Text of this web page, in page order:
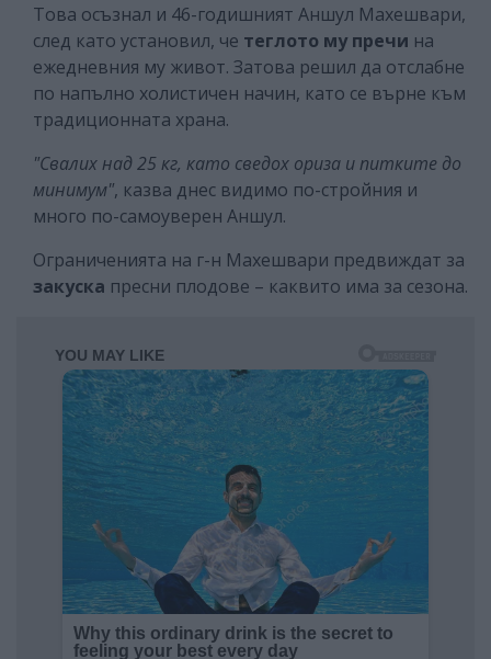
Това осъзнал и 46-годишният Аншул Махешвари,
след като установил, че теглото му пречи на
ежедневния му живот. Затова решил да отслабне
по напълно холистичен начин, като се върне към
традиционната храна.
"Свалих над 25 кг, като сведох ориза и питките до
минимум", казва днес видимо по-стройния и
много по-самоуверен Аншул.
Ограниченията на г-н Махешвари предвиждат за
закуска пресни плодове – каквито има за сезона.